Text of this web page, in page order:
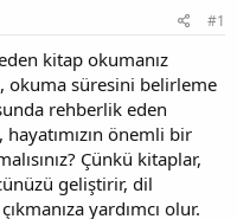
#1
kitap okumanız
okuma süresini belirleme
rehberlik eden
önemli bir
Çünkü kitaplar,
geliştirir, dil
yardımcı olur.